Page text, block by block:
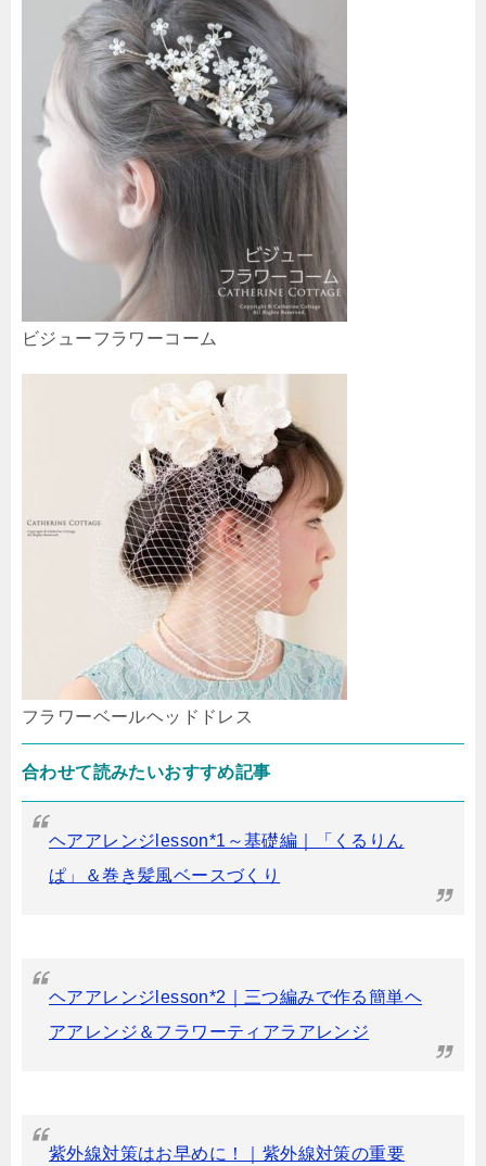
ビジューフラワーコーム
フラワーベールヘッドドレス
合わせて読みたいおすすめ記事
ヘアアレンジlesson*1～基礎編｜「くるりん
ぱ」＆巻き髪風ベースづくり
ヘアアレンジlesson*2｜三つ編みで作る簡単ヘ
アアレンジ＆フラワーティアラアレンジ
紫外線対策はお早めに！｜紫外線対策の重要